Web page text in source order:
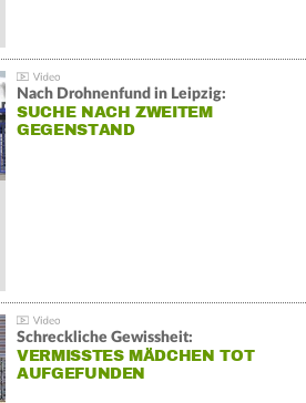
Nach Drohnenfund in Leipzig:
SUCHE NACH ZWEITEM
GEGENSTAND
Schreckliche Gewissheit:
VERMISSTES MÄDCHEN TOT
AUFGEFUNDEN